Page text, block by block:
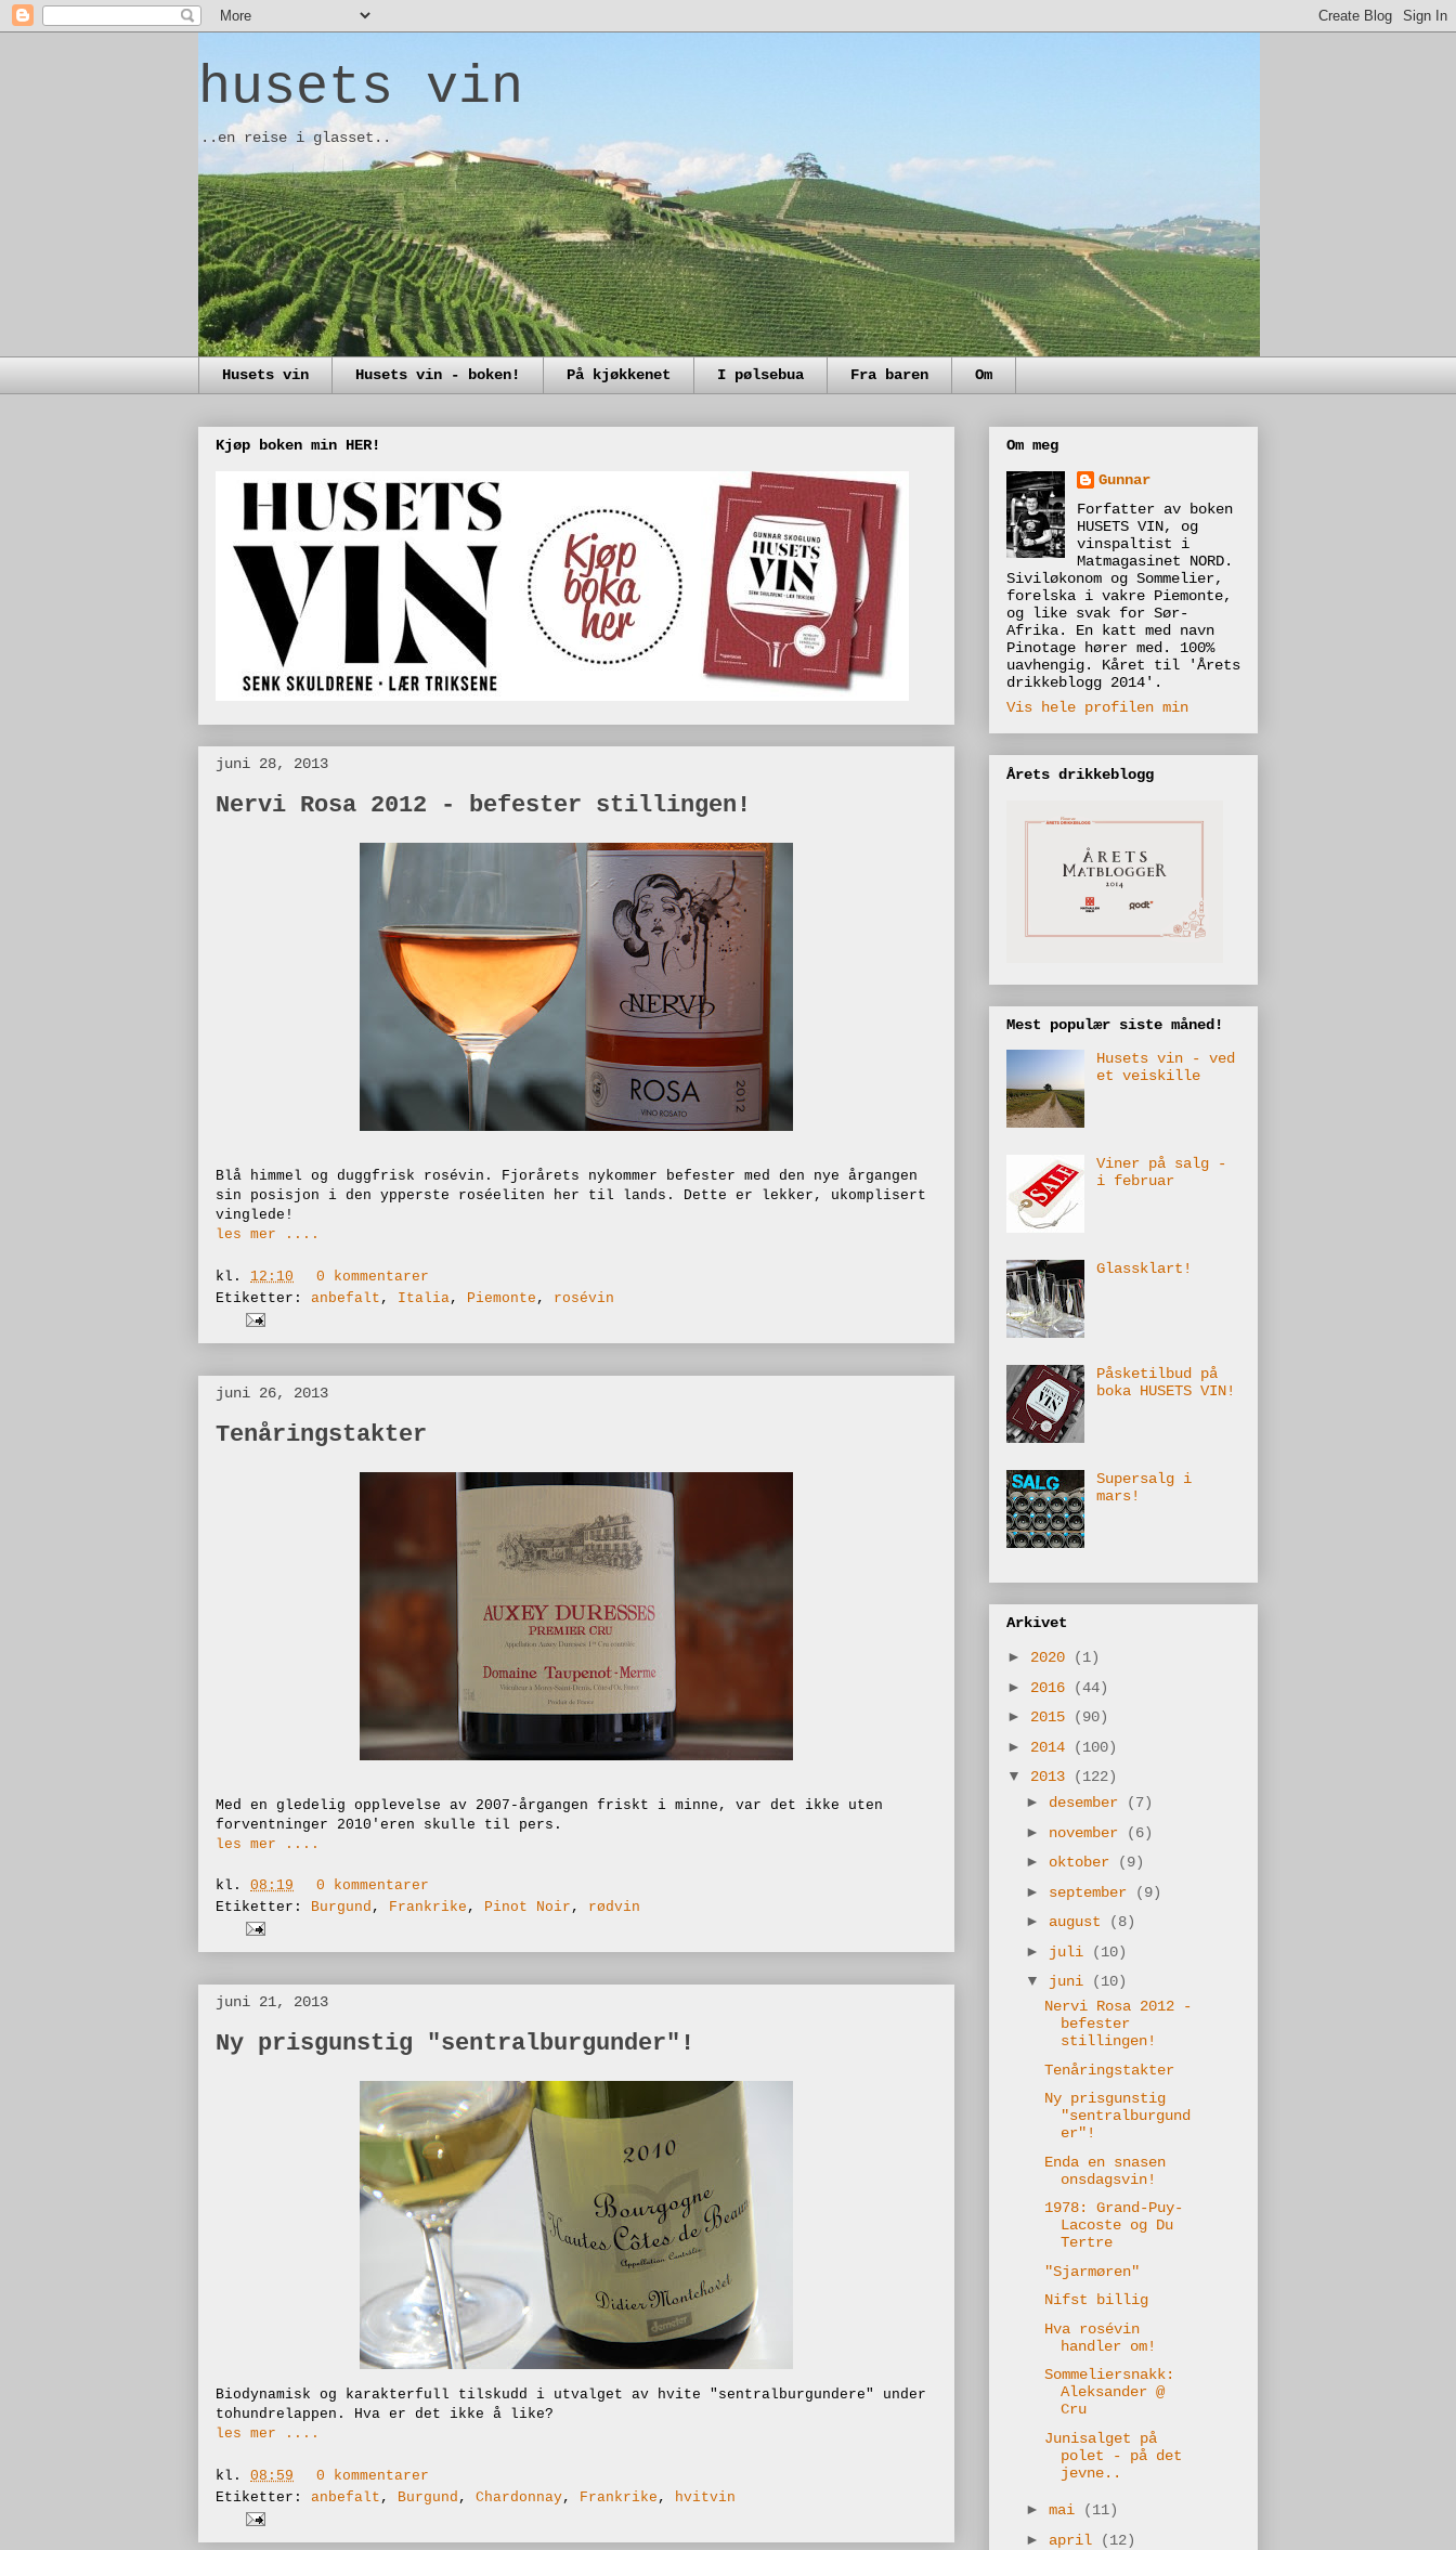
husets vin
..en reise i glasset..
Husets vin Husets vin - boken! På kjøkkenet I pølsebua Fra baren Om
Kjøp boken min HER!
juni 28, 2013
Nervi Rosa 2012 - befester stillingen!
Blå himmel og duggfrisk rosévin. Fjorårets nykommer befester med den nye årgangen
sin posisjon i den ypperste roséeliten her til lands. Dette er lekker, ukomplisert
vinglede!
les mer ....
kl. 12:10
0 kommentarer
Etiketter: anbefalt , Italia, Piemonte , rosévin
juni 26, 2013
Tenåringstakter
Med en gledelig opplevelse av 2007-årgangen friskt i minne, var det ikke uten
forventninger 2010'eren skulle til pers.
les mer ....
kl. 08:19
0 kommentarer
Etiketter: Burgund , Frankrike , Pinot Noir , rødvin
juni 21, 2013
Ny prisgunstig "sentralburgunder"!
Biodynamisk og karakterfull tilskudd i utvalget av hvite "sentralburgundere" under
tohundrelappen. Hva er det ikke å like?
les mer ....
kl. 08:59
0 kommentarer
Etiketter: anbefalt , Burgund , Chardonnay, Frankrike , hvitvin
Om meg
Gunnar
Forfatter av boken
HUSETS VIN, og
vinspaltist i
Matmagasinet NORD.
Siviløkonom og Sommelier,
forelska i vakre Piemonte,
og like svak for Sør-
Afrika. En katt med navn
Pinotage hører med. 100%
uavhengig. Kåret til 'Årets
drikkeblogg 2014'.
Vis hele profilen min
Årets drikkeblogg
Mest populær siste måned!
Husets vin - ved
et veiskille
Viner på salg -
i februar
Glassklart!
Påsketilbud på
boka HUSETS VIN!
Supersalg i
mars!
Arkivet
► 2020
(1)
► 2016
(44)
► 2015
(90)
► 2014
(100)
▼ 2013
(122)
► desember
(7)
► november
(6)
► oktober
(9)
► september
(9)
► august
(8)
► juli
(10)
▼ juni
(10)
Nervi Rosa 2012 -
befester
stillingen!
Tenåringstakter
Ny prisgunstig
"sentralburgund
er"!
Enda en snasen
onsdagsvin!
1978: Grand-Puy-
Lacoste og Du
Tertre
"Sjarmøren"
Nifst billig
Hva rosévin
handler om!
Sommeliersnakk:
Aleksander @
Cru
Junisalget på
polet - på det
jevne..
► mai
(11)
► april
(12)